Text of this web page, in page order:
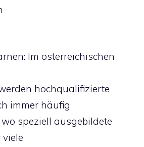
Im österreichischen
hochqualifizierte
immer häufig
speziell ausgebildete